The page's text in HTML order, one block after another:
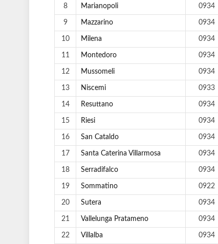
8 Marianopoli 0934
9 Mazzarino 0934
10 Milena 0934
11 Montedoro 0934
12 Mussomeli 0934
13 Niscemi 0933
14 Resuttano 0934
15 Riesi 0934
16 San Cataldo 0934
17 Santa Caterina Villarmosa 0934
18 Serradifalco 0934
19 Sommatino 0922
20 Sutera 0934
21 Vallelunga Pratameno 0934
22 Villalba 0934